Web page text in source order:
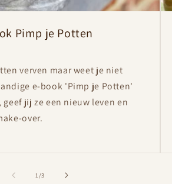
Pimp je Potten
verven maar weet je niet
e-book 'Pimp je Potten'
jij ze een nieuw leven en
over.
1/van
3